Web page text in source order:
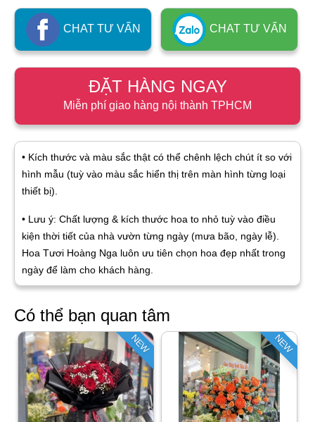
CHAT TƯ VẤN CHAT TƯ VẤN
ĐẶT HÀNG NGAY
Miễn phí giao hàng nội thành TPHCM
• Kích thước và màu sắc thật có thể chênh lệch chút ít so với
hình mẫu (tuỳ vào màu sắc hiển thị trên màn hình từng loại
thiết bị).
• Lưu ý: Chất lượng & kích thước hoa to nhỏ tuỳ vào điều
kiện thời tiết của nhà vườn từng ngày (mưa bão, ngày lễ).
Hoa Tươi Hoàng Nga luôn ưu tiên chọn hoa đẹp nhất trong
ngày để làm cho khách hàng.
Có thể bạn quan tâm
NEW NEW